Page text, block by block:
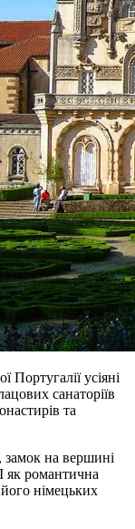
Португалії усіяні
санаторіїв
та
замок на вершині
як романтична
його німецьких